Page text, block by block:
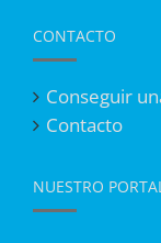
CONTACTO
Conseguir
Contacto
NUESTRO